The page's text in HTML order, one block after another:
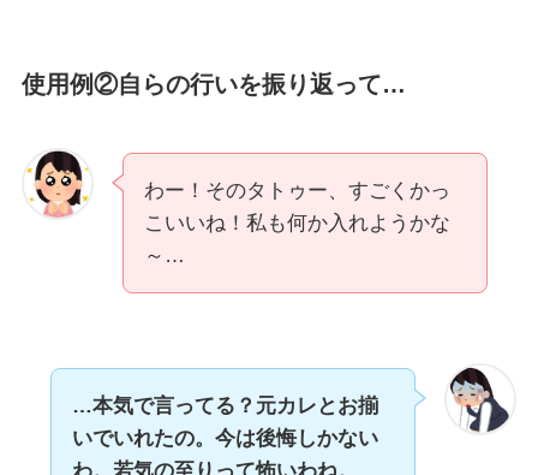
使用例②自らの行いを振り返って…
わー！そのタトゥー、すごくかっ
こいいね！私も何か入れようかな
～…
…本気で言ってる？元カレとお揃
いでいれたの。今は後悔しかない